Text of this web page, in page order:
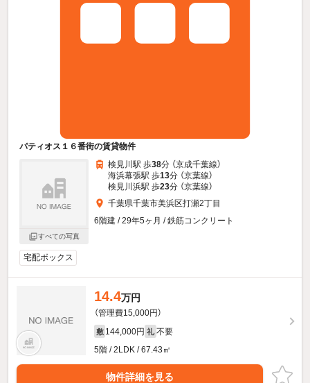
パティオス１６番街の賃貸物件
すべての写真
検見川駅 歩38分 （京成千葉線）
海浜幕張駅 歩13分 （京葉線）
検見川浜駅 歩23分 （京葉線）
千葉県千葉市美浜区打瀬2丁目
6階建 / 29年5ヶ月 / 鉄筋コンクリート
宅配ボックス
14.4万円
（管理費15,000円）
敷 144,000円 礼 不要
5階 / 2LDK / 67.43㎡
物件詳細を見る